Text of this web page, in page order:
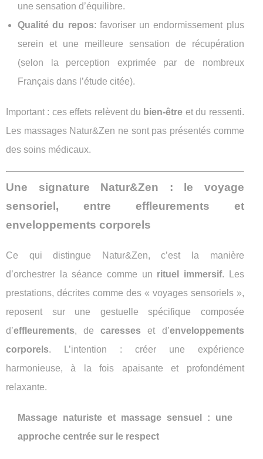
une sensation d’équilibre.
Qualité du repos: favoriser un endormissement plus
serein et une meilleure sensation de récupération
(selon la perception exprimée par de nombreux
Français dans l’étude citée).
Important : ces effets relèvent du bien-être et du ressenti.
Les massages Natur&Zen ne sont pas présentés comme
des soins médicaux.
Une signature Natur&Zen : le voyage
sensoriel, entre effleurements et
enveloppements corporels
Ce qui distingue Natur&Zen, c’est la manière
d’orchestrer la séance comme un rituel immersif. Les
prestations, décrites comme des « voyages sensoriels »,
reposent sur une gestuelle spécifique composée
d’effleurements, decaresses et d’enveloppements
corporels. L’intention : créer une expérience
harmonieuse, à la fois apaisante et profondément
relaxante.
Massage naturiste et massage sensuel : une
approche centrée sur le respect